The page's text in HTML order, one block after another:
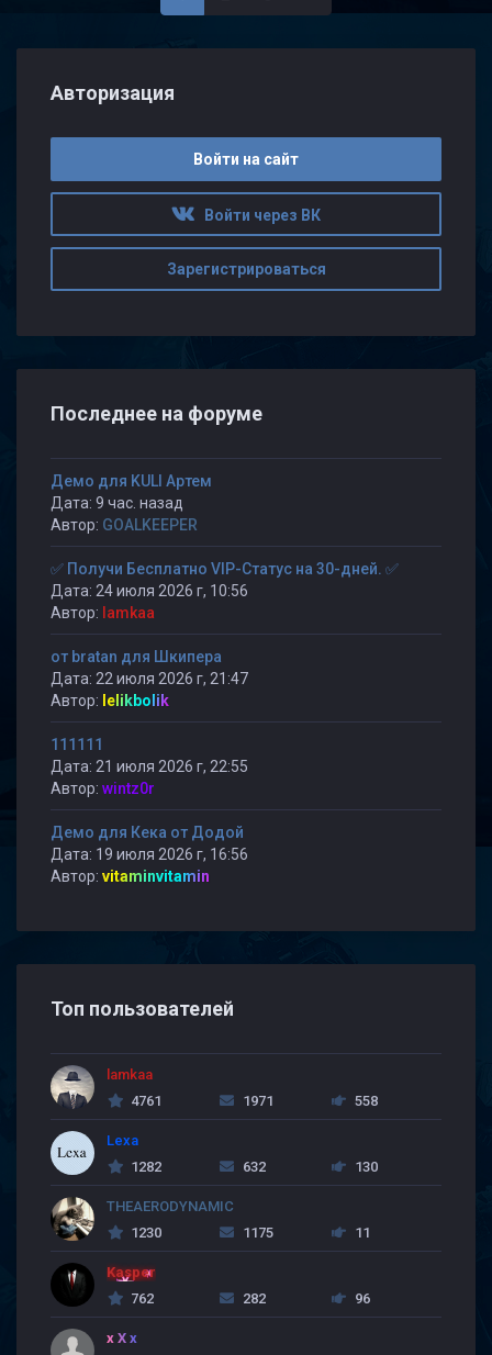
Авторизация
Войти на сайт
Войти через ВК
Зарегистрироваться
Последнее на форуме
Демо для KULI Артем
Дата: 9 час. назад
Автор: GOALKEEPER
✅ Получи Бесплатно VIP-Статус на 30-дней. ✅
Дата: 24 июля 2026 г, 10:56
Автор: lamkaa
от bratan для Шкипера
Дата: 22 июля 2026 г, 21:47
Автор: lelikbolik
111111
Дата: 21 июля 2026 г, 22:55
Автор: wintz0r
Демо для Кека от Додой
Дата: 19 июля 2026 г, 16:56
Автор: vitaminvitamin
Топ пользователей
lamkaa
4761
1971 558
Lexa
1282
632 130
THEAERODYNAMIC
1230
1175 11
Kasper
762
282 96
x X x